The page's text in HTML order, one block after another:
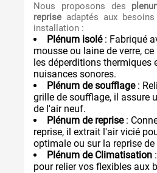
Nous proposons des
reprise adaptés aux
installation :
Plénum isolé: Fabriqué
mousse ou laine de verre,
les déperditions thermiques
nuisances sonores.
Plénum de soufflage:
grille de soufflage, il assure
de l'air neuf.
Plénum de reprise:
reprise, il extrait l'air vicié
optimale ou sur la reprise
Plénum de Climatisation
pour relier vos flexibles aux